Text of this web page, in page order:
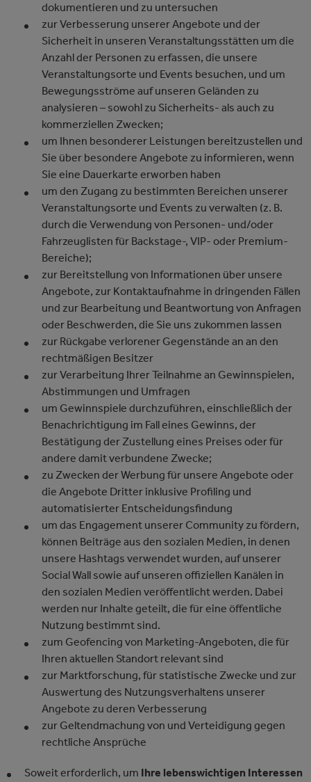
dokumentieren und zu untersuchen
zur Verbesserung unserer Angebote und der
Sicherheit in unseren Veranstaltungsstätten um die
Anzahl der Personen zu erfassen, die unsere
Veranstaltungsorte und Events besuchen, und um
Bewegungsströme auf unseren Geländen zu
analysieren – sowohl zu Sicherheits- als auch zu
kommerziellen Zwecken;
um Ihnen besonderer Leistungen bereitzustellen und
Sie über besondere Angebote zu informieren, wenn
Sie eine Dauerkarte erworben haben
um den Zugang zu bestimmten Bereichen unserer
Veranstaltungsorte und Events zu verwalten (z. B.
durch die Verwendung von Personen- und/oder
Fahrzeuglisten für Backstage-, VIP- oder Premium-
Bereiche);
zur Bereitstellung von Informationen über unsere
Angebote, zur Kontaktaufnahme in dringenden Fällen
und zur Bearbeitung und Beantwortung von Anfragen
oder Beschwerden, die Sie uns zukommen lassen
zur Rückgabe verlorener Gegenstände an an den
rechtmäßigen Besitzer
zur Verarbeitung Ihrer Teilnahme an Gewinnspielen,
Abstimmungen und Umfragen
um Gewinnspiele durchzuführen, einschließlich der
Benachrichtigung im Fall eines Gewinns, der
Bestätigung der Zustellung eines Preises oder für
andere damit verbundene Zwecke;
zu Zwecken der Werbung für unsere Angebote oder
die Angebote Dritter inklusive Profiling und
automatisierter Entscheidungsfindung
um das Engagement unserer Community zu fördern,
können Beiträge aus den sozialen Medien, in denen
unsere Hashtags verwendet wurden, auf unserer
Social Wall sowie auf unseren offiziellen Kanälen in
den sozialen Medien veröffentlicht werden. Dabei
werden nur Inhalte geteilt, die für eine öffentliche
Nutzung bestimmt sind.
zum Geofencing von Marketing-Angeboten, die für
Ihren aktuellen Standort relevant sind
zur Marktforschung, für statistische Zwecke und zur
Auswertung des Nutzungsverhaltens unserer
Angebote zu deren Verbesserung
zur Geltendmachung von und Verteidigung gegen
rechtliche Ansprüche
Soweit erforderlich, um Ihre lebenswichtigen Interessen